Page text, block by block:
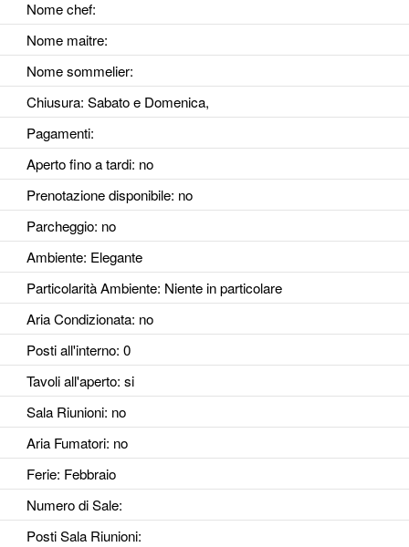
Nome chef:
Nome maitre:
Nome sommelier:
Chiusura: Sabato e Domenica,
Pagamenti:
Aperto fino a tardi: no
Prenotazione disponibile: no
Parcheggio: no
Ambiente: Elegante
Particolarità Ambiente: Niente in particolare
Aria Condizionata: no
Posti all'interno: 0
Tavoli all'aperto: si
Sala Riunioni: no
Aria Fumatori: no
Ferie: Febbraio
Numero di Sale:
Posti Sala Riunioni: